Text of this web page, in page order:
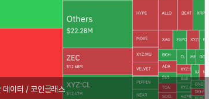
이터 / 코인글래스